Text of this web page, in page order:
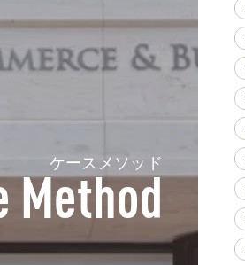
ケースメソッド
Method